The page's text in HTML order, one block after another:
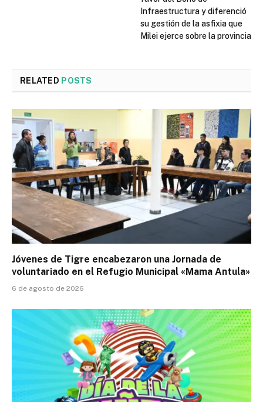
Infraestructura y diferenció
su gestión de la asfixia que
Milei ejerce sobre la provincia
RELATED POSTS
Jóvenes de Tigre encabezaron una Jornada de
voluntariado en el Refugio Municipal «Mama Antula»
6 de agosto de 2026